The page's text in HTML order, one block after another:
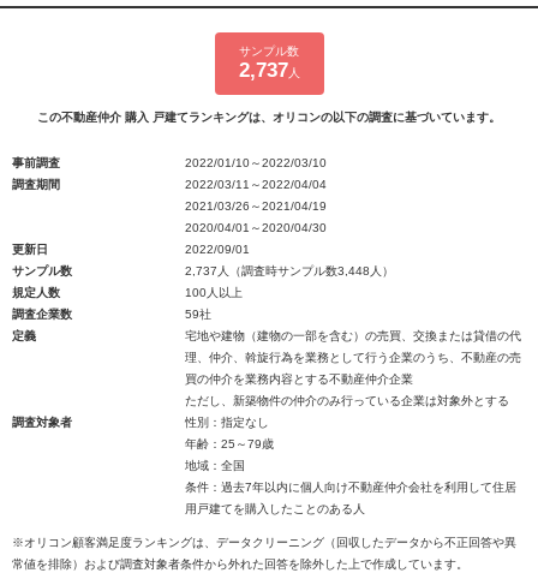
サンプル数
2,737 人
この不動産仲介 購入 戸建てランキングは、オリコンの以下の調査に基づいています。
事前調査
2022/01/10～2022/03/10
調査期間
2022/03/11～2022/04/04
2021/03/26～2021/04/19
2020/04/01～2020/04/30
更新日
2022/09/01
サンプル数
2,737人（調査時サンプル数3,448人）
規定人数
100人以上
調査企業数
59社
定義
宅地や建物（建物の一部を含む）の売買、交換または貸借の代
理、仲介、斡旋行為を業務として行う企業のうち、不動産の売
買の仲介を業務内容とする不動産仲介企業
ただし、新築物件の仲介のみ行っている企業は対象外とする
調査対象者
性別：指定なし
年齢：25～79歳
地域：全国
条件：過去7年以内に個人向け不動産仲介会社を利用して住居
用戸建てを購入したことのある人
※オリコン顧客満足度ランキングは、データクリーニング（回収したデータから不正回答や異
常値を排除）および調査対象者条件から外れた回答を除外した上で作成しています。